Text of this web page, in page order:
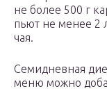
не более 500 г
пьют не менее 2
чая.
Семидневная
меню можно